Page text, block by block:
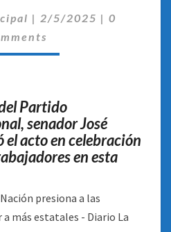
LAS
PROVINCIAS
ESTATALES
| 2/5/2025 | 0
Partido
senador José
el acto en celebración
en esta